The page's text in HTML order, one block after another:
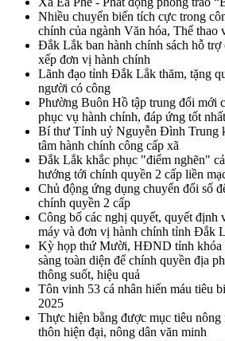
Nhiều chuyển biến tích cực trong
chính của ngành Văn hóa, Thể thao
Đắk Lắk ban hành chính sách hỗ trợ
xếp đơn vị hành chính
Lãnh đạo tỉnh Đắk Lắk thăm, tặng
người có công
Phường Buôn Hồ tập trung đổi mới
phục vụ hành chính, đáp ứng tốt
Bí thư Tỉnh uỷ Nguyễn Đình Trung
tâm hành chính công cấp xã
Đắk Lắk khắc phục "điểm nghẽn"
hướng tới chính quyền 2 cấp liền
Chủ động ứng dụng chuyển đổi số
chính quyền 2 cấp
Công bố các nghị quyết, quyết định
máy và đơn vị hành chính tỉnh Đắk
Kỳ họp thứ Mười, HĐND tỉnh khóa
sàng toàn diện để chính quyền địa
thông suốt, hiệu quả
Tôn vinh 53 cá nhân hiến máu tiêu
2025
Thực hiện bằng được mục tiêu
thôn hiện đại, nông dân văn minh